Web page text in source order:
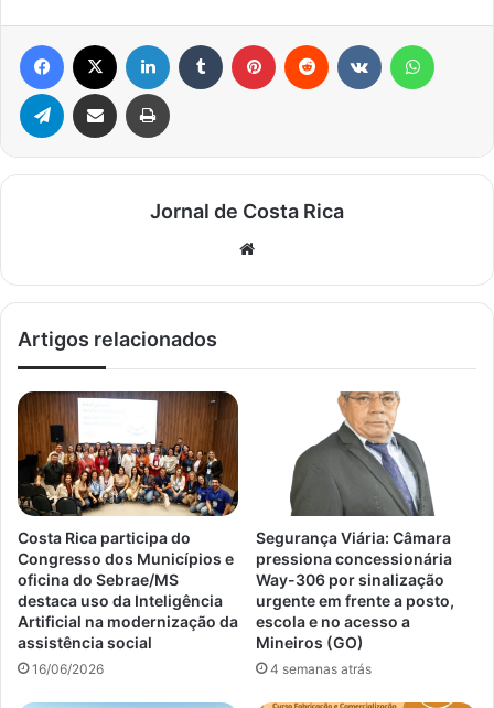
Facebook Linkedin Tumblr Pinterest Reddit
Telegram Compartilhar via e-mail Imprimir
Jornal de Costa Rica
Artigos relacionados
Costa Rica participa do
Congresso dos Municípios e
oficina do Sebrae/MS
destaca uso da Inteligência
Artificial na modernização da
assistência social
16/06/2026
Segurança Viária: Câmara
pressiona concessionária
Way-306 por sinalização
urgente em frente a posto,
escola e no acesso a
Mineiros (GO)
4 semanas atrás